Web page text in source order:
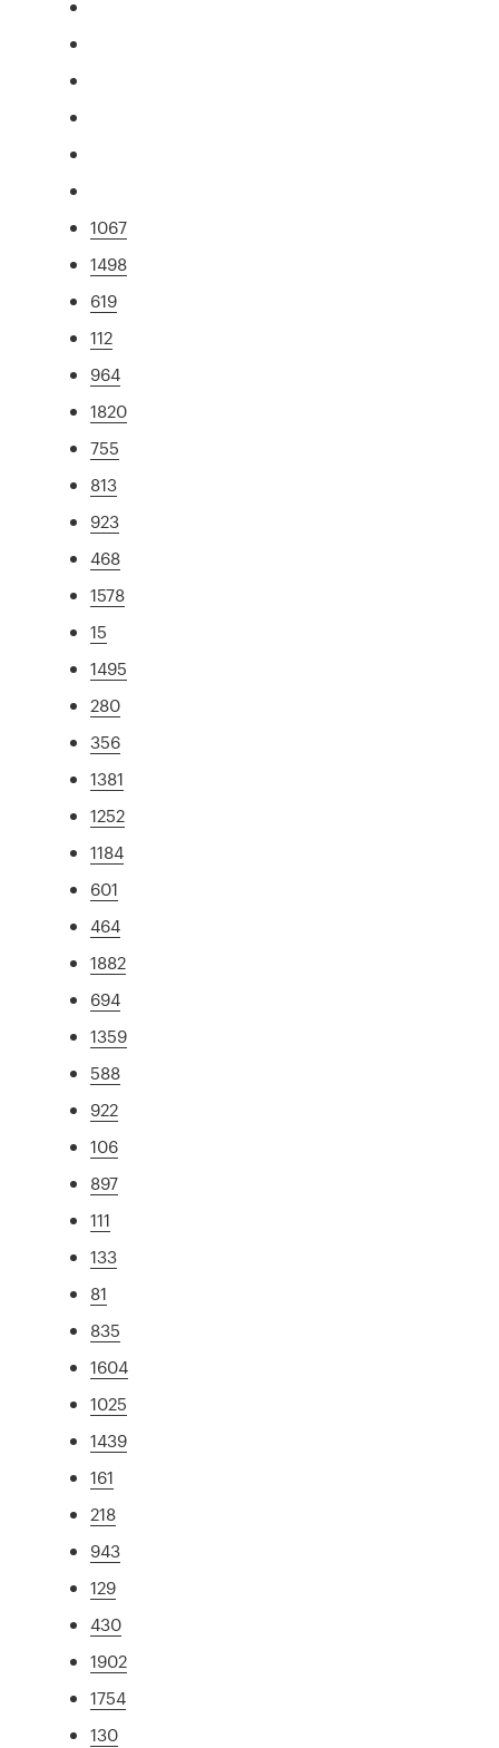
1067
1498
619
112
964
1820
755
813
923
468
1578
15
1495
280
356
1381
1252
1184
601
464
1882
694
1359
588
922
106
897
111
133
81
835
1604
1025
1439
161
218
943
129
430
1902
1754
130